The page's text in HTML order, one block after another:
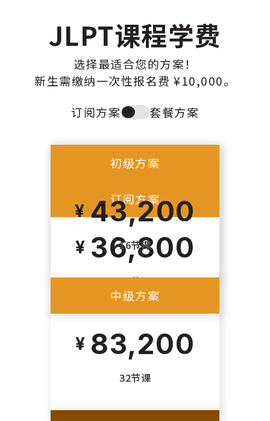
JLPT课程学费
选择最适合您的方案！
新生需缴纳一次性报名费 ¥10,000。
订阅方案
Toggle
type
套餐方案
最受欢迎！
订阅方案
36,800
16节课
初级方案
43,200
16节课
中级方案
83,200
32节课